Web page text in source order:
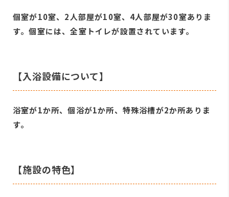
個室が10室、2人部屋が10室、4人部屋が30室ありま
す。個室には、全室トイレが設置されています。
【入浴設備について】
浴室が1か所、個浴が1か所、特殊浴槽が2か所ありま
す。
【施設の特色】